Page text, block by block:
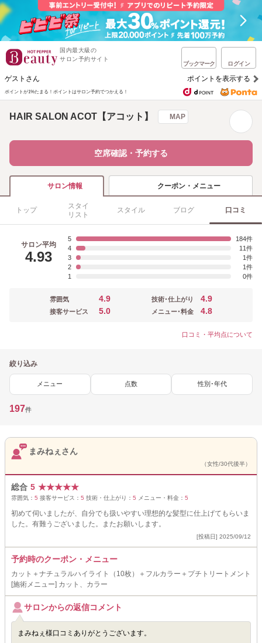
国内最大級の
サロン予約サイト
ブックマーク ログイン
ゲストさん ポイントを表示する
ポイントが1%たまる！ ポイントはサロン予約でつかえる！
HAIR SALON ACOT【アコット】 MAP
空席確認・予約する
サロン情報 クーポン・メニュー
トップ
スタイ
リスト
スタイル ブログ 口コミ
サロン平均
4.93
5
184
4
11
3
1
2
1
1
0
雰囲気 4.9
接客サービス 5.0
技術･仕上がり 4.9
メニュー･料金 4.8
口コミ・平均点について
絞り込み
メニュー 点数 性別･年代
197件
まみねぇさん
（女性/30代後半）
総合 5 ★★★★★
雰囲気： 5 接客サービス： 5 技術・仕上がり： 5 メニュー・料金： 5
初めて伺いましたが、自分でも扱いやすい理想的な髪型に仕上げてもらいま
した。有難うございました。またお願いします。
[投稿日] 2025/09/12
予約時のクーポン・メニュー
カット＋ナチュラルハイライト（10枚）＋フルカラー＋プチトリートメント
[施術メニュー] カット、カラー
サロンからの返信コメント
まみねぇ様口コミありがとうございます。